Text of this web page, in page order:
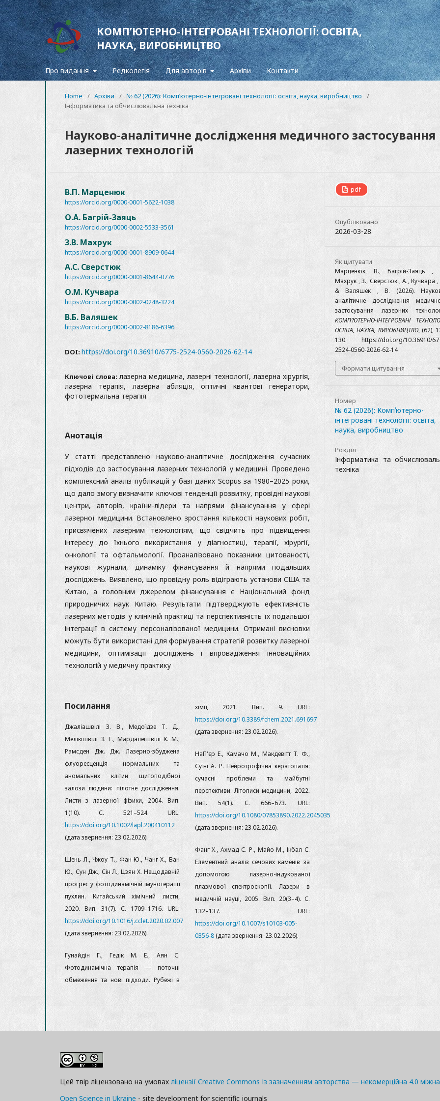
КОМП’ЮТЕРНО-ІНТЕГРОВАНІ ТЕХНОЛОГІЇ: ОСВІТА,
НАУКА, ВИРОБНИЦТВО
Про видання Редколегія Для авторів Архіви Контакти
Home / Архіви / № 62 (2026): Компʼютерно-інтегровані технології: освіта, наука, виробництво
/
Інформатика та обчислювальна техніка
Науково-аналітичне дослідження медичного застосування
лазерних технологій
В.П. Марценюк
https://orcid.org/0000-0001-5622-1038
О.А. Багрій-Заяць
https://orcid.org/0000-0002-5533-3561
З.В. Махрук
https://orcid.org/0000-0001-8909-0644
А.С. Сверстюк
https://orcid.org/0000-0001-8644-0776
О.М. Кучвара
https://orcid.org/0000-0002-0248-3224
В.Б. Валяшек
https://orcid.org/0000-0002-8186-6396
DOI: https://doi.org/10.36910/6775-2524-0560-2026-62-14
Ключові слова: лазерна медицина, лазерні технології, лазерна хірургія,
лазерна терапія, лазерна абляція, оптичні квантові генератори,
фототермальна терапія
Анотація
У статті представлено науково-аналітичне дослідження сучасних
підходів до застосування лазерних технологій у медицині. Проведено
комплексний аналіз публікацій у базі даних Scopus за 1980–2025 роки,
що дало змогу визначити ключові тенденції розвитку, провідні наукові
центри, авторів, країни-лідери та напрями фінансування у сфері
лазерної медицини. Встановлено зростання кількості наукових робіт,
присвячених лазерним технологіям, що свідчить про підвищення
інтересу до їхнього використання у діагностиці, терапії, хірургії,
онкології та офтальмології. Проаналізовано показники цитованості,
наукові журнали, динаміку фінансування й напрями подальших
досліджень. Виявлено, що провідну роль відіграють установи США та
Китаю, а головним джерелом фінансування є Національний фонд
природничих наук Китаю. Результати підтверджують ефективність
лазерних методів у клінічній практиці та перспективність їх подальшої
інтеграції в систему персоналізованої медицини. Отримані висновки
можуть бути використані для формування стратегій розвитку лазерної
медицини, оптимізації досліджень і впровадження інноваційних
технологій у медичну практику
Посилання
Джаліашвілі З. В., Медоїдзе Т. Д.,
Мелікішвілі З. Г., Мардалеішвілі К. М.,
Рамсден Дж. Дж. Лазерно-збуджена
флуоресценція нормальних та
аномальних клітин щитоподібної
залози людини: пілотне дослідження.
Листи з лазерної фізики, 2004. Вип.
1(10). С. 521–524. URL:
https://doi.org/10.1002/lapl.200410112
(дата звернення: 23.02.2026).
Шень Л., Чжоу Т., Фан Ю., Чанг Х., Ван
Ю., Сун Дж., Сін Л., Цзян Х. Нещодавній
прогрес у фотодинамічній імунотерапії
пухлин. Китайський хімічний листи,
2020. Вип. 31(7). С. 1709–1716. URL:
https://doi.org/10.1016/j.cclet.2020.02.007
(дата звернення: 23.02.2026).
Гунайдін Г., Гедік М. Е., Аян С.
Фотодинамічна терапія — поточні
обмеження та нові підходи. Рубежі в
хімії, 2021. Вип. 9. URL:
https://doi.org/10.3389/fchem.2021.691697
(дата звернення: 23.02.2026).
НаП'єр Е., Камачо М., Макдевітт Т. Ф.,
Суїні А. Р. Нейротрофічна кератопатія:
сучасні проблеми та майбутні
перспективи. Літописи медицини, 2022.
Вип. 54(1). С. 666–673. URL:
https://doi.org/10.1080/07853890.2022.2045035
(дата звернення: 23.02.2026).
Фанг Х., Ахмад С. Р., Майо М., Ікбал С.
Елементний аналіз сечових каменів за
допомогою лазерно-індукованої
плазмової спектроскопії. Лазери в
медичній науці, 2005. Вип. 20(3–4). С.
132–137. URL:
https://doi.org/10.1007/s10103-005-
0356-8(дата звернення: 23.02.2026).
pdf
Опубліковано
2026-03-28
Як цитувати
Марценюк, В., Багрій-Заяць ,
Махрук , З., Сверстюк , А., Кучвара
& Валяшек , В. (2026).
аналітичне дослідження
застосування лазерних
КОМП’ЮТЕРНО-ІНТЕГРОВАНІ
ОСВІТА, НАУКА, ВИРОБНИЦТВО, (62),
130. https://doi.org/10.36910/
2524-0560-2026-62-14
Формати цитування
Номер
№ 62 (2026): Компʼютерно-
інтегровані технології: освіта,
наука, виробництво
Розділ
Інформатика та
техніка
Цей твір ліцензовано на умовах ліцензії Creative Commons Із зазначенням авторства — некомерційна 4.0
Open Science in Ukraine - site development for scientific journals